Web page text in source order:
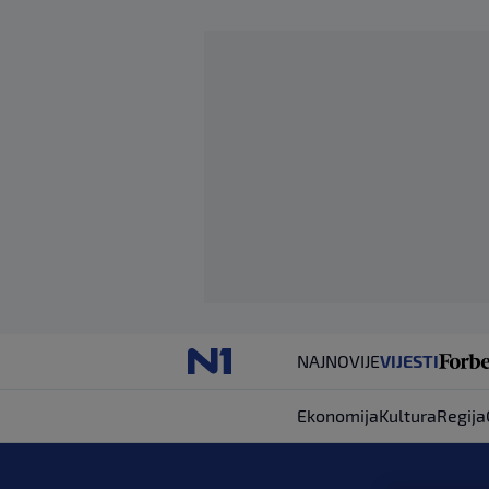
NAJNOVIJEVIJESTI
EkonomijaKulturaRegija